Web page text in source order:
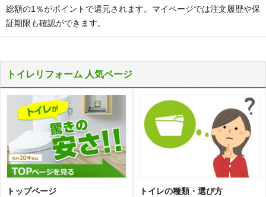
総額の1％がポイントで還元されます。マイページでは注文履歴や保
証期限も確認ができます。
トイレリフォーム 人気ページ
トップページ トイレの種類・選び方